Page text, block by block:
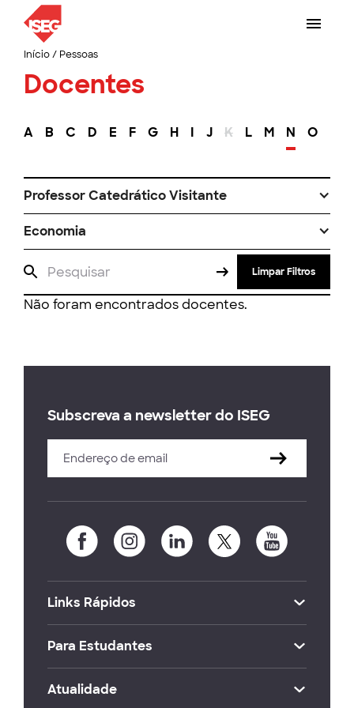
Início/ Pessoas
Docentes
A B C D E F G H I J K L M N O
Professor Catedrático Visitante
Economia
Limpar Filtros
Não foram encontrados docentes.
Subscreva a newsletter do ISEG
Links Rápidos
Para Estudantes
Atualidade